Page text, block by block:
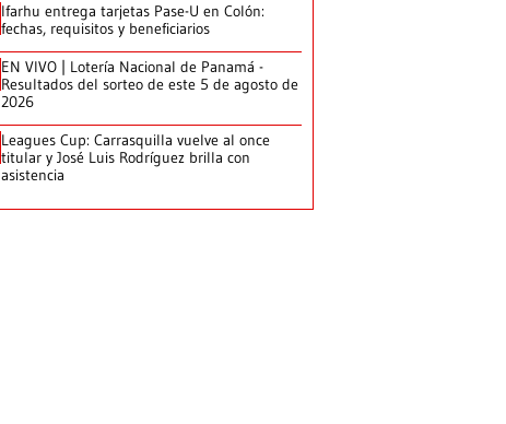
Ifarhu entrega tarjetas Pase-U en Colón:
fechas, requisitos y beneficiarios
EN VIVO | Lotería Nacional de Panamá -
Resultados del sorteo de este 5 de agosto de
2026
Leagues Cup: Carrasquilla vuelve al once
titular y José Luis Rodríguez brilla con
asistencia